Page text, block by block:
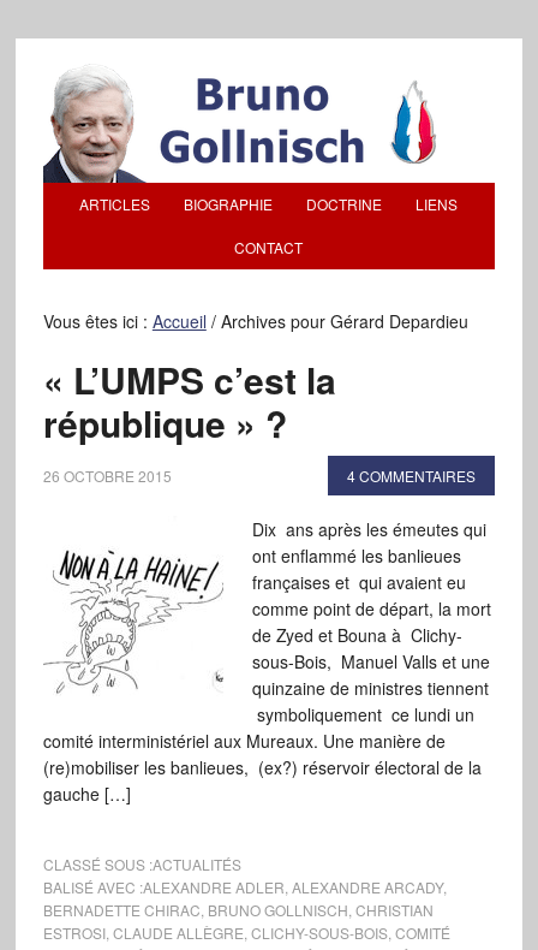
ARTICLES BIOGRAPHIE DOCTRINE LIENS
CONTACT
Vous êtes ici : Accueil /Archives pour Gérard Depardieu
« L’UMPS c’est la
république » ?
26 OCTOBRE 2015 4 COMMENTAIRES
Dix ans après les émeutes qui
ont enflammé les banlieues
françaises et qui avaient eu
comme point de départ, la mort
de Zyed et Bouna à Clichy-
sous-Bois, Manuel Valls et une
quinzaine de ministres tiennent
symboliquement ce lundi un
comité interministériel aux Mureaux. Une manière de
(re)mobiliser les banlieues, (ex?) réservoir électoral de la
gauche […]
CLASSÉ SOUS :ACTUALITÉS
BALISÉ AVEC :ALEXANDRE ADLER ALEXANDRE ARCADY,
BERNADETTE CHIRAC BRUNO GOLLNISCH CHRISTIAN
ESTROSI, CLAUDE ALLÈGRE CLICHY-SOUS-BOIS, COMITÉ